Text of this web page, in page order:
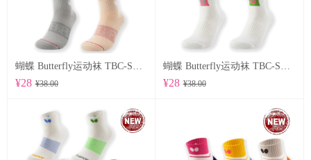
¥28 ¥38.00 ¥28 ¥38.00